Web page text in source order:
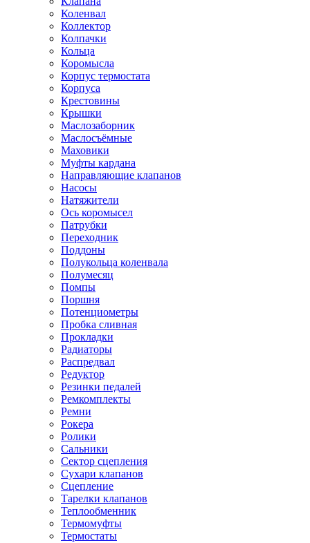
Коленвал
Коллектор
Колпачки
Кольца
Коромысла
Корпус термостата
Корпуса
Крестовины
Крышки
Маслозаборник
Маслосъёмные
Маховики
Муфты кардана
Направляющие клапанов
Насосы
Натяжители
Ось коромысел
Патрубки
Переходник
Поддоны
Полукольца коленвала
Полумесяц
Помпы
Поршня
Потенциометры
Пробка сливная
Прокладки
Радиаторы
Распредвал
Редуктор
Резинки педалей
Ремкомплекты
Ремни
Рокера
Ролики
Сальники
Сектор сцепления
Сухари клапанов
Сцепление
Тарелки клапанов
Теплообменник
Термомуфты
Термостаты